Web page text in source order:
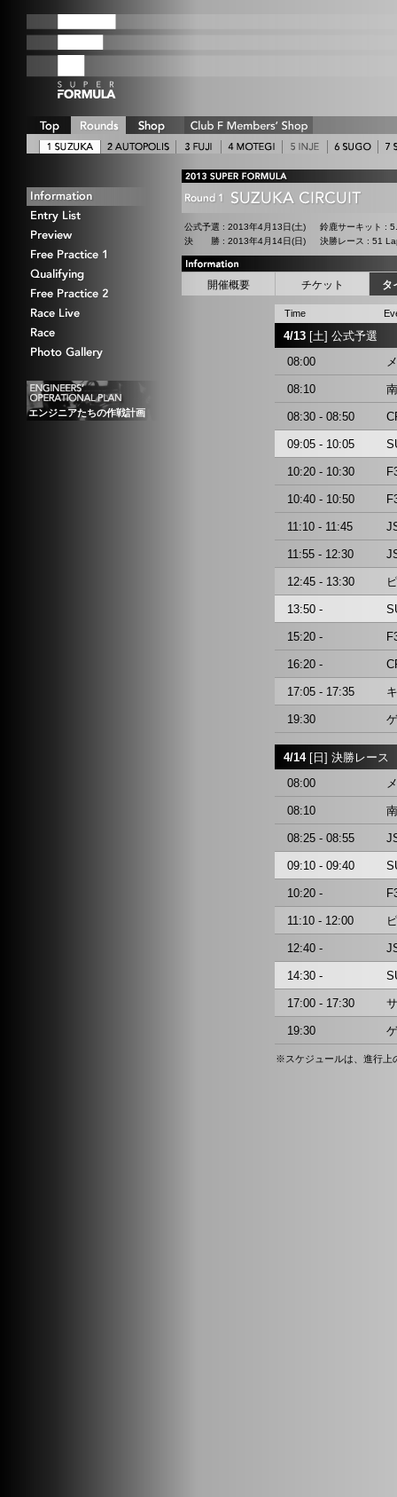
エンジニアたちの作戦計画
公式予選
決 勝
: 2013年4月13日(土)
: 2013年4月14日(日)
鈴鹿サーキット :
決勝レース : 51
開催概要 チケット タ
Time
※スケジュールは、進行上
4/13[土] 公式予選
08:00
08:10
08:30 - 08:50
09:05 - 10:05
10:20 - 10:30
10:40 - 10:50
11:10 - 11:45
11:55 - 12:30
12:45 - 13:30
13:50 -
15:20 -
16:20 -
17:05 - 17:35
19:30
4/14[日] 決勝レース
08:00
08:10
08:25 - 08:55
09:10 - 09:40
10:20 -
11:10 - 12:00
12:40 -
14:30 -
17:00 - 17:30
19:30